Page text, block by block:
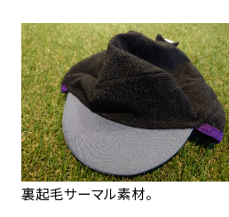
裏起毛サーマル素材。